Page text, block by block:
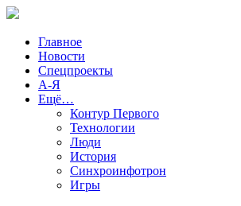
Главное
Новости
Спецпроекты
А-Я
Ещё…
Контур Первого
Технологии
Люди
История
Синхроинфотрон
Игры